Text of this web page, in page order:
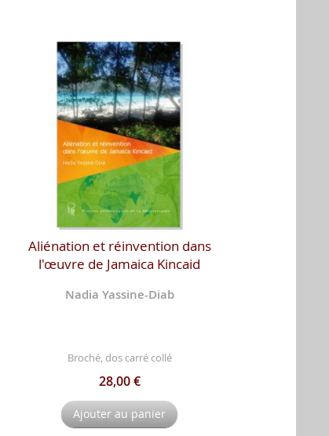
Aliénation et réinvention dans
l'œuvre de Jamaica Kincaid
Nadia Yassine-Diab
Broché, dos carré collé
28,00 €
Ajouter au panier